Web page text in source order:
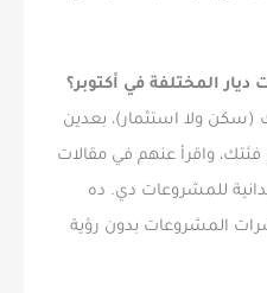
المختلفة في أكتوبر؟
(سكن ولا استثمار)، بعدين
فئتك، واقرأ عنهم في مقالات
للمشروعات دي. ده
المشروعات بدون رؤية